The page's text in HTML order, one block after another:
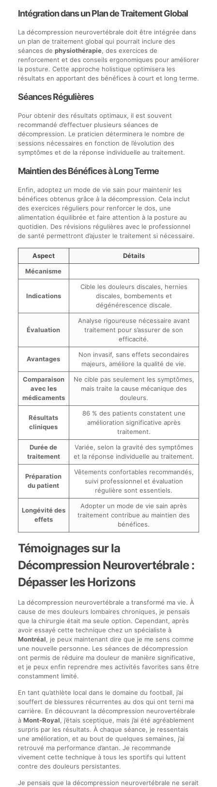
Intégration dans un Plan de Traitement Global
La décompression neurovertébrale doit être intégrée dans
un plan de traitement global qui pourrait inclure des
séances de physiothérapie, des exercices de
renforcement et des conseils ergonomiques pour améliorer
la posture. Cette approche holistique optimisera les
résultats en apportant des bénéfices à court et long terme.
Séances Régulières
Pour obtenir des résultats optimaux, il est souvent
recommandé d’effectuer plusieurs séances de
décompression. Le praticien déterminera le nombre de
sessions nécessaires en fonction de l’évolution des
symptômes et de la réponse individuelle au traitement.
Maintien des Bénéfices à Long Terme
Enfin, adoptez un mode de vie sain pour maintenir les
bénéfices obtenus grâce à la décompression. Cela inclut
des exercices réguliers pour renforcer le dos, une
alimentation équilibrée et faire attention à la posture au
quotidien. Des révisions régulières avec le professionnel
de santé permettront d’ajuster le traitement si nécessaire.
Aspect
Détails
Mécanisme
Indications
Cible les douleurs discales, hernies
discales, bombements et
dégénérescence discale.
Évaluation
Analyse rigoureuse nécessaire avant
traitement pour s’assurer de son
efficacité.
Avantages
Non invasif, sans effets secondaires
majeurs, améliore la qualité de vie.
Comparaison
avec les
médicaments
Ne cible pas seulement les symptômes,
mais traite la cause mécanique des
douleurs.
Résultats
cliniques
86 % des patients constatent une
amélioration significative après
traitement.
Durée de
traitement
Variée, selon la gravité des symptômes
et la réponse individuelle au traitement.
Préparation
du patient
Vêtements confortables recommandés,
suivi professionnel et évaluation
régulière sont essentiels.
Longévité des
effets
Adopter un mode de vie sain après
traitement contribue au maintien des
bénéfices.
Témoignages sur la
Décompression Neurovertébrale :
Dépasser les Horizons
La décompression neurovertébrale a transformé ma vie. À
cause de mes douleurs lombaires chroniques, je pensais
que la chirurgie était ma seule option. Cependant, après
avoir essayé cette technique chez un spécialiste à
Montréal, je peux maintenant dire que je me sens comme
une nouvelle personne. Les séances de décompression
ont permis de réduire ma douleur de manière significative,
et je peux enfin reprendre mes activités favorites sans être
constamment limité.
En tant qu’athlète local dans le domaine du football, j’ai
souffert de blessures récurrentes au dos qui ont terni ma
carrière. En découvrant la décompression neurovertébrale
à Mont-Royal, j’étais sceptique, mais j’ai été agréablement
surpris par les résultats. À chaque séance, je ressentais
une amélioration, et au bout de quelques semaines, j’ai
retrouvé ma performance d’antan. Je recommande
vivement cette technique à tous les sportifs qui luttent
contre des douleurs persistantes.
Je pensais que la décompression neurovertébrale ne serait